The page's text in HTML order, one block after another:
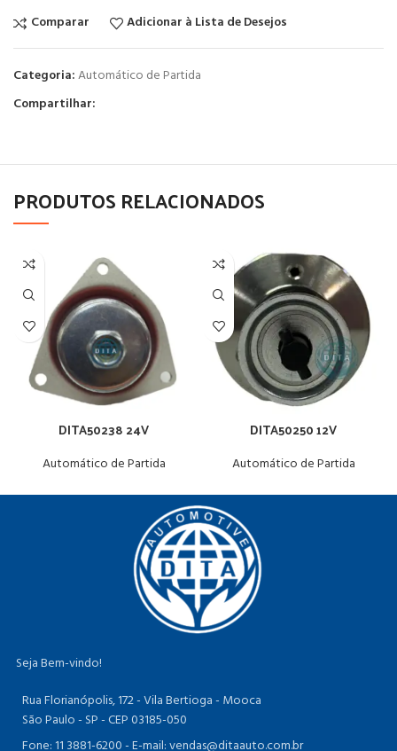
Comparar
Adicionar à Lista de Desejos
Categoria:Automático de Partida
Compartilhar:
PRODUTOS RELACIONADOS
DITA50238 24V
Automático de Partida
DITA50250 12V
Automático de Partida
Seja Bem-vindo!
Rua Florianópolis, 172 - Vila Bertioga - Mooca
São Paulo - SP - CEP 03185-050
Fone: 11 3881-6200 -E-mail: vendas@ditaauto.com.br